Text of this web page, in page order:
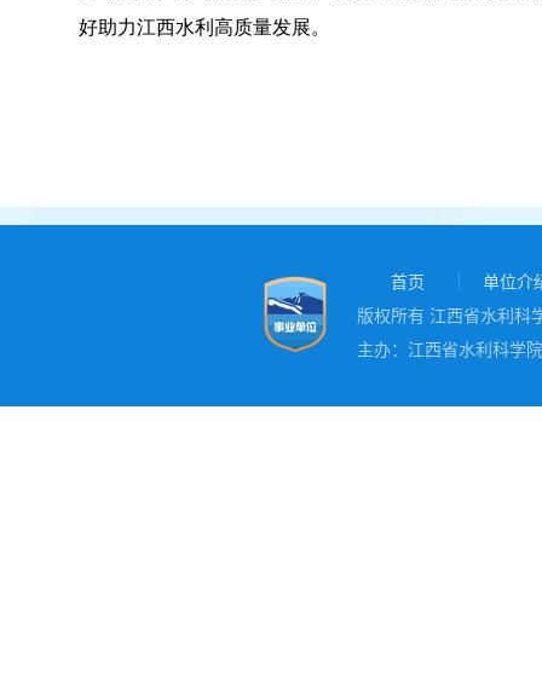
好助力江西水利高质量发展。
首页
单位介
版权所有 江西省水利科
主办：江西省水利科学